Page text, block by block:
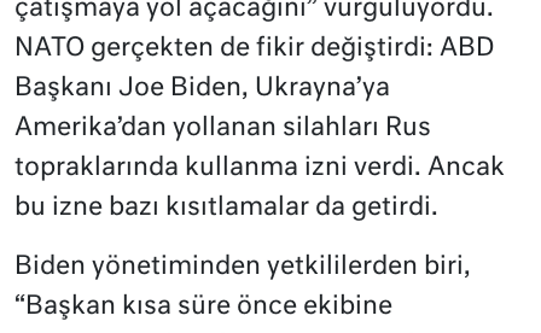
çatışmaya yol açacağını” vurguluyordu.
NATO gerçekten de fikir değiştirdi: ABD
Başkanı Joe Biden, Ukrayna’ya
Amerika’dan yollanan silahları Rus
topraklarında kullanma izni verdi. Ancak
bu izne bazı kısıtlamalar da getirdi.
Biden yönetiminden yetkililerden biri,
“Başkan kısa süre önce ekibine